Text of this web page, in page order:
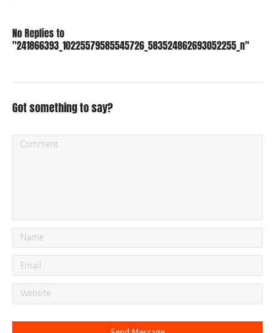
No Replies to
"241866393_10225579585545726_583524862693052255_n"
Got something to say?